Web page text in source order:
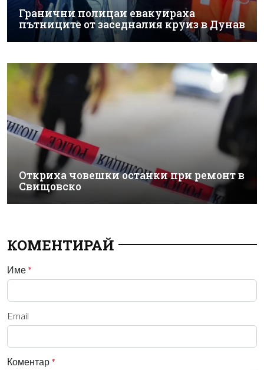
Гранични полицаи евакуираха
пътниците от заседналия круиз в Дунав
Откриха човешки останки при ремонт в
Свищовско
КОМЕНТИРАЙ
Име *
Email
Коментар *